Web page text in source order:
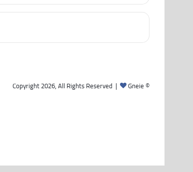
© Copyright 2026, All Rights Reserved |
Gneie